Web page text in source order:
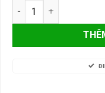
CASIO Nam Japan lịch